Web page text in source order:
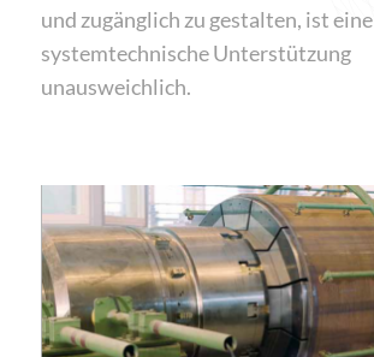
und zugänglich zu gestalten, ist eine
systemtechnische Unterstützung
unausweichlich.